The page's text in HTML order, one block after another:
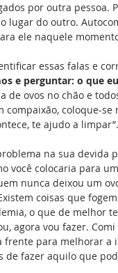
por outra pessoa.
lugar do outro.
ele naquele
essas falas e
e perguntar: o que
ovos no chão e
compaixão, coloque-
te ajudo a limpar”.
na sua devida
você colocaria para
nunca deixou um
coisas que
o que de melhor
agora vou fazer.
para melhorar a
de fazer aquilo que